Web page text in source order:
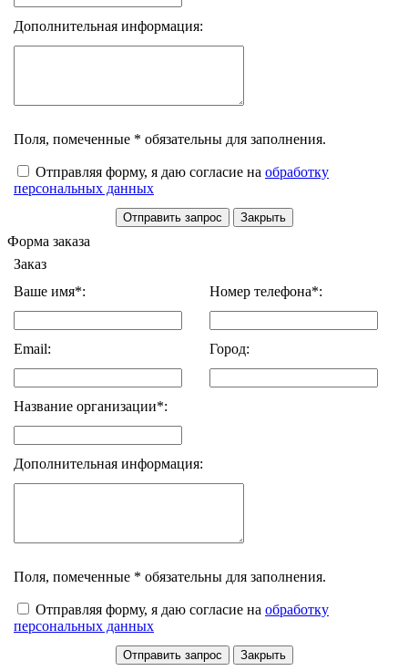
Дополнительная информация:
Поля, помеченные * обязательны для заполнения.
Отправляя форму, я даю согласие на обработку
персональных данных
Форма заказа
Заказ
Ваше имя*:
Номер телефона*:
Email: Город:
Название организации*:
Дополнительная информация:
Поля, помеченные * обязательны для заполнения.
Отправляя форму, я даю согласие на обработку
персональных данных